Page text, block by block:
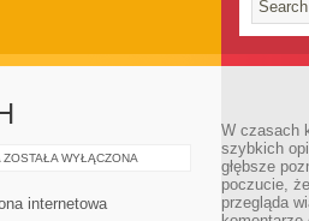
PORADNIK
ZOSTAŁA WYŁĄCZONA
internetowa
W czasach
szybkich
głębsze
poczucie,
przegląda